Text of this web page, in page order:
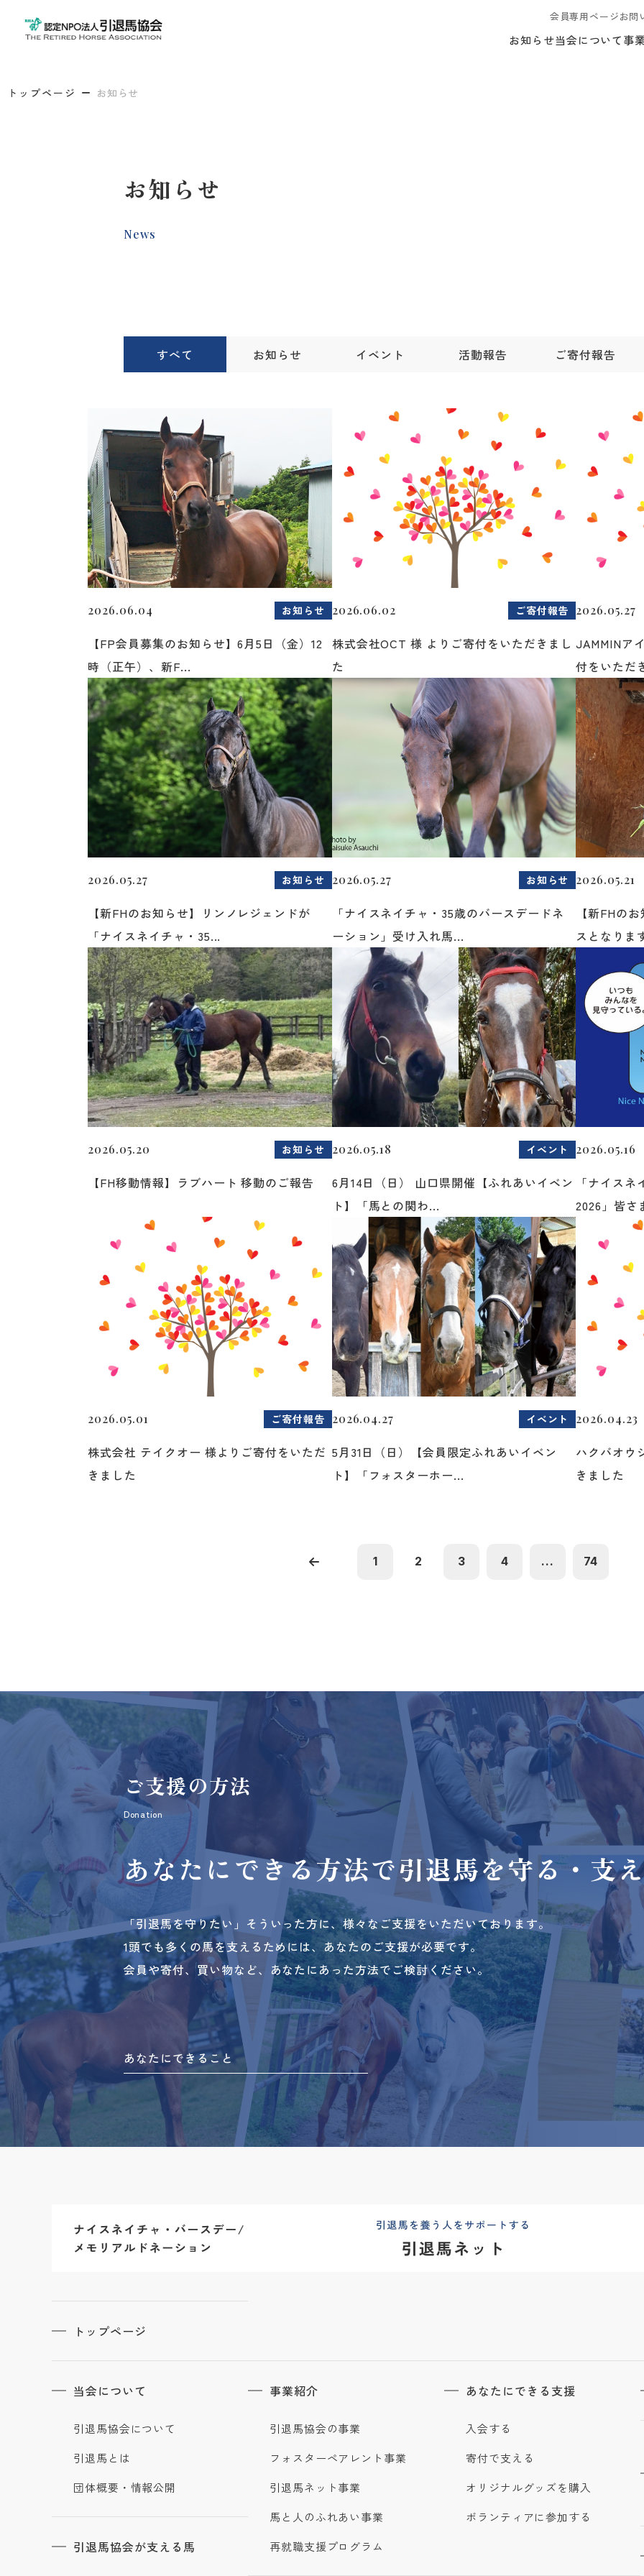
会員専用ページお問
お知らせ当会について事
トップページ お知らせ
お知らせ
News
すべて お知らせ イベント 活動報告 ご寄付報告
2026.06.04 お知らせ
【FP会員募集のお知らせ】6月5日（金）12
時（正午）、新F...
2026.06.02 ご寄付報告
株式会社OCT 様 よりご寄付をいただきまし
た
2026.05.27
JAMMINア
付をいただ
2026.05.27 お知らせ
【新FHのお知らせ】リンノレジェンドが
「ナイスネイチャ・35...
2026.05.27 お知らせ
「ナイスネイチャ・35歳のバースデードネ
ーション」受け入れ馬...
2026.05.21
【新FHの
スとなりま
2026.05.20 お知らせ
【FH移動情報】ラブハート 移動のご報告
2026.05.18 イベント
6月14日（日） 山口県開催【ふれあいイベン
ト】「馬との関わ...
2026.05.16
「ナイス
2026」皆さ
2026.05.01 ご寄付報告
株式会社 テイクオー 様よりご寄付をいただ
きました
2026.04.27 イベント
5月31日（日）【会員限定ふれあいイベン
ト】「フォスターホー...
2026.04.23
ハクバオウ
きました
1 2 3 4 ... 74
ご支援の方法
Donation
あなたにできる方法で引退馬を守る・支
「引退馬を守りたい」そういった方に、様々なご支援をいただいております。
1頭でも多くの馬を支えるためには、あなたのご支援が必要です。
会員や寄付、買い物など、あなたにあった方法でご検討ください。
あなたにできること
トップページ
当会について
引退馬協会について
引退馬とは
団体概要・情報公開
引退馬協会が支える馬
事業紹介
引退馬協会の事業
フォスターペアレント事業
引退馬ネット事業
馬と人のふれあい事業
再就職支援プログラム
あなたにできる支援
入会する
寄付で支える
オリジナルグッズを購入
ボランティアに参加する